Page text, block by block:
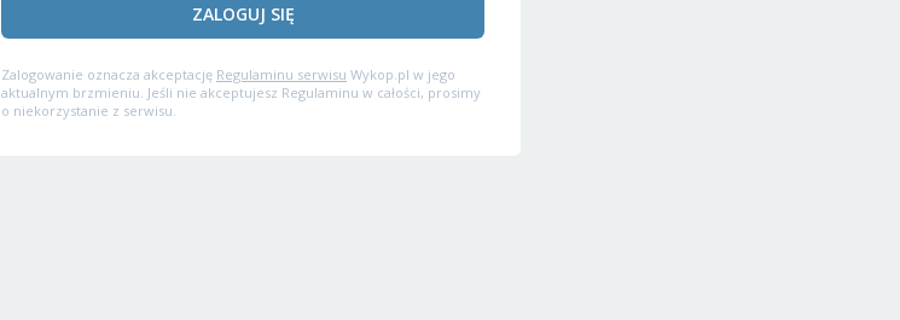
ZALOGUJ SIĘ
Zalogowanie oznacza akceptację Regulaminu serwisu Wykop.pl w jego
aktualnym brzmieniu. Jeśli nie akceptujesz Regulaminu w całości, prosimy
o niekorzystanie z serwisu.